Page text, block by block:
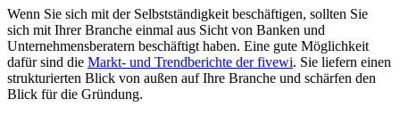
Wenn Sie sich mit der Selbstständigkeit beschäftigen, sollten Sie
sich mit Ihrer Branche einmal aus Sicht von Banken und
Unternehmensberatern beschäftigt haben. Eine gute Möglichkeit
dafür sind die Markt- und Trendberichte der fivewi. Sie liefern einen
strukturierten Blick von außen auf Ihre Branche und schärfen den
Blick für die Gründung.